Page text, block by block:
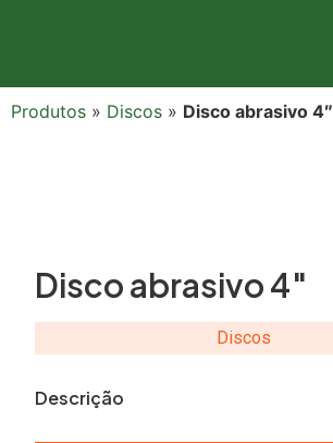
Produtos » Discos » Disco abrasivo 4″
Disco abrasivo 4″
Discos
Descrição